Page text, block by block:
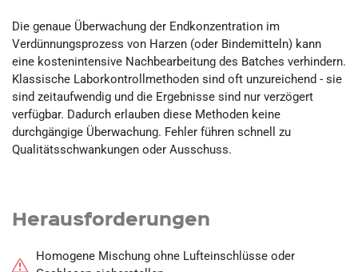
Die genaue Überwachung der Endkonzentration im
Verdünnungsprozess von Harzen (oder Bindemitteln) kann
eine kostenintensive Nachbearbeitung des Batches verhindern.
Klassische Laborkontrollmethoden sind oft unzureichend - sie
sind zeitaufwendig und die Ergebnisse sind nur verzögert
verfügbar. Dadurch erlauben diese Methoden keine
durchgängige Überwachung. Fehler führen schnell zu
Qualitätsschwankungen oder Ausschuss.
Herausforderungen
Homogene Mischung ohne Lufteinschlüsse oder